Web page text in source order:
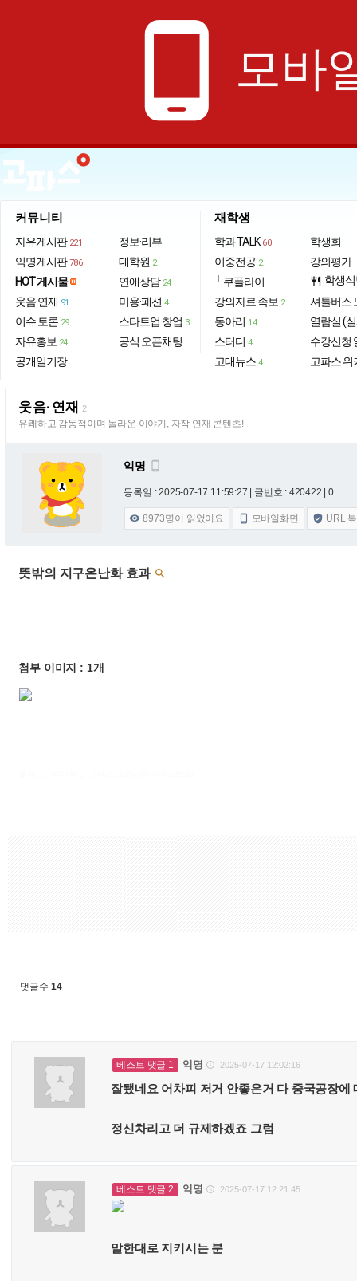
phone_android 모바
커뮤니티
자유게시판 221
익명게시판 786
HOT 게시물
웃음·연재 91
이슈·토론 29
자유홍보 24
공개일기장
정보·리뷰
대학원 2
연애상담 24
미용·패션 4
스타트업·창업 3
공식 오픈채팅
재학생
학과 TALK 60
이중전공 2
└ 쿠플라이
강의자료·족보 2
동아리 14
스터디 4
고대뉴스 4
학생회
강의평가
restaurant 학생
셔틀버스
열람실 (
수강신청
고파스 위
웃음·연재 2
유쾌하고 감동적이며 놀라운 이야기, 자작 연재 콘텐츠!
익명 
등록일 : 2025-07-17 11:59:27 | 글번호 : 420422 | 0
 8973명이 읽었어요  모바일화면  URL
뜻밖의 지구온난화 효과 
첨부 이미지 : 1개
댓글수 14
베스트 댓글 1 익명  2025-07-17 12:02:16
잘됐네요 어차피 저거 안좋은거 다 중국공장에
정신차리고 더 규제하겠죠 그럼
베스트 댓글 2 익명  2025-07-17 12:21:45
말한대로 지키시는 분